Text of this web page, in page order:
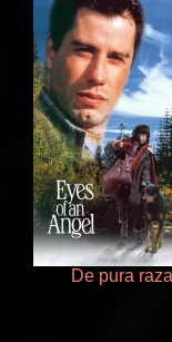
De pura raza